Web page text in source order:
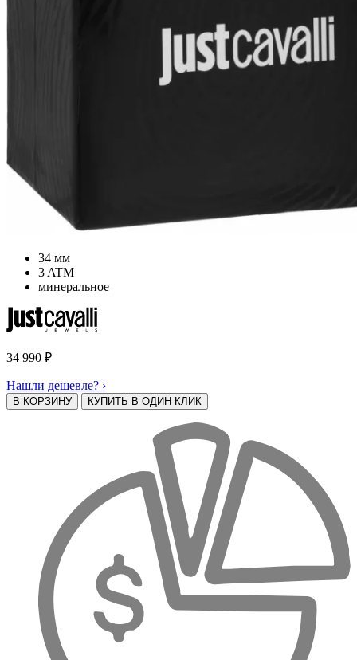
34 мм
3 ATM
минеральное
34 990 ₽
Нашли дешевле? ›
В КОРЗИНУ КУПИТЬ В ОДИН КЛИК